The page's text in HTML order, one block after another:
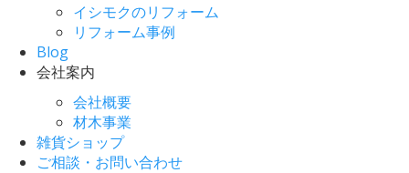
イシモクのリフォーム
リフォーム事例
Blog
会社案内
会社概要
材木事業
雑貨ショップ
ご相談・お問い合わせ